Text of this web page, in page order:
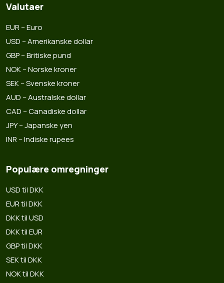
Valutaer
EUR – Euro
USD – Amerikanske dollar
GBP – Britiske pund
NOK – Norske kroner
SEK – Svenske kroner
AUD – Australske dollar
CAD – Canadiske dollar
JPY – Japanske yen
INR – Indiske rupees
Populære omregninger
USD til DKK
EUR til DKK
DKK til USD
DKK til EUR
GBP til DKK
SEK til DKK
NOK til DKK